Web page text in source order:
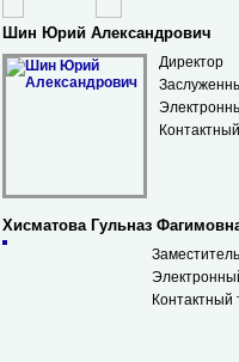
Шин Юрий Александрович
Директор
Хисматова Гульназ